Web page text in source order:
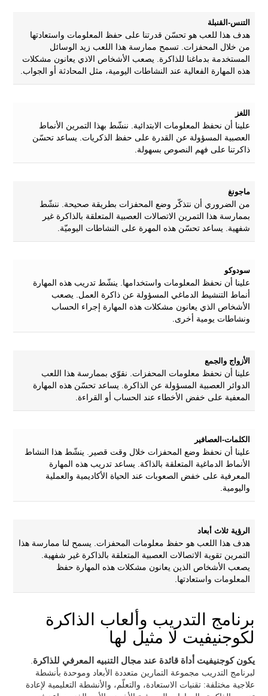
التنس-القنبلة
هدف هذا للعب هو تحسّن قدرتنا على حفظ المعلومات واستعادتها
من خلال المحفزات. تسمح ممارسة هذا اللعب زيد الوسائل
المستخدمة بدماغنا للذاكرة. يصعب الأشخاص الاذي يعانون مشكلات
هذه المهارة الفعالية عند النشاطات اليومية، مثل المحادثة أو الجواب.
اللغز
علينا أن نحفظ المعلومات الابتدائية. ننشّط بهذا التمرين الأنماط
العصبية المسؤولة عن القدرة على حفظ الذكريات. يساعد تحسّن
ذاكرتنا على فهم النصوص بسهولة.
ماجونغ
من الضروري أن نتذكّر وضع المحفزات بطريقة صحيحة. ننشّط
بممارسة هذا التمرين الاتصالات العصبية المتعلقة بالذاكرة غير
شفهية. يساعد تحسّن هذه المهرة على النشاطات اليوميّة.
سودوكو
علينا أن نحفظ المعلومات واستخدامها. ينشّط تدريب هذه المهارة
أنماط التنشيط الدماغي المسؤولة عن ذاكرة العمل. يصعب
الأشخاص الذي يعانون مشكلات هذه المهارة إجراء الحساب
ونشاطات يومية أخرى.
الأزواج والجمع
علينا أن نحفظ معلومات المحفزات. نقوّي بممارسة هذا اللعب
الدوائر العصبية المسؤولة عن الذاكرة. يساعد تحسّن هذه المهارة
المعفية على خفض الأخطاء عند الحساب أو القراءة.
الكلمات-العصافير
علينا أن نحفظ وضع المحفزات خلال وقت قصير. ينشّط هذا النشاط
الأنماط الدماغية المتعلقة بالذاكة. يساعد تدريب هذه المهارة
المعرفية على خفض الصعوبات عند الحياة الأكاديمية والعملية
واليومية.
الرؤية ثلاث أبعاد
هدف هذا اللعب هو حفظ معلومات المحفزات. يسمح لنا ممارسة هذا
التمرين تقوية الاتصالات العصبية المتعلقة بالذاكرة غير شفهية.
يصعب الأشخاص الذين يعانون مشكلات هذه المهارة حفظ
المعلومات واستعادتها.
برنامج التدريب وألعاب الذاكرة
لكوجنيفيت لا مثيل لها
يكون كوجنيفيت أداة قائدة عند مجال التنبيه المعرفي للذاكرة
لبرنامج التدريب مجموعة التمارين متعددة الأبعاد وموحدة بأنشطة
علاجية مختلفة: تقنيات الاستعادة، والتعلّم، والأنشطة التعليمية لإعادة